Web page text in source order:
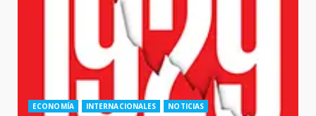
ECONOMÍA INTERNACIONALES
NOTICIAS